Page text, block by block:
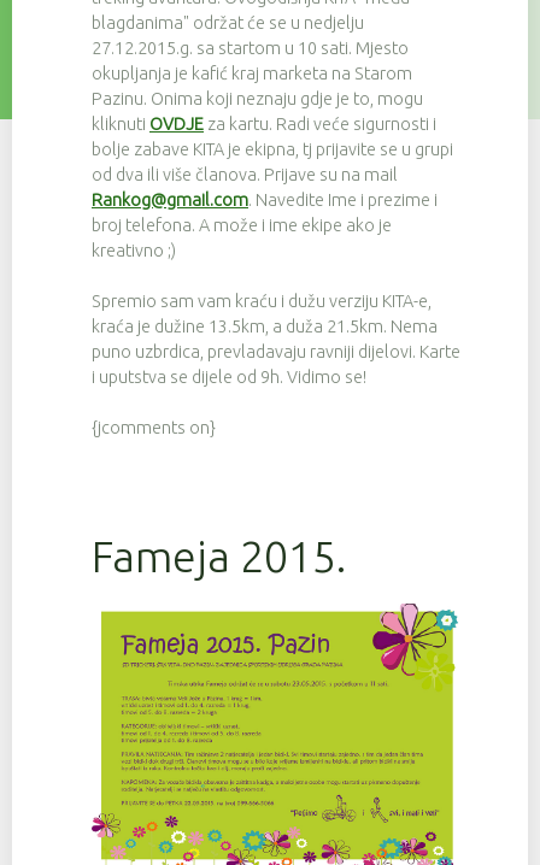
blagdanima" održat će se u nedjelju
27.12.2015.g. sa startom u 10 sati. Mjesto
okupljanja je kafić kraj marketa na Starom
Pazinu. Onima koji neznaju gdje je to, mogu
kliknuti OVDJE za kartu. Radi veće sigurnosti i
bolje zabave KITA je ekipna, tj prijavite se u grupi
od dva ili više članova. Prijave su na mail
Rankog@gmail.com. Navedite Ime i prezime i
broj telefona. A može i ime ekipe ako je
kreativno ;)
Spremio sam vam kraću i dužu verziju KITA-e,
kraća je dužine 13.5km, a duža 21.5km. Nema
puno uzbrdica, prevladavaju ravniji dijelovi. Karte
i uputstva se dijele od 9h. Vidimo se!
{jcomments on}
Fameja 2015.